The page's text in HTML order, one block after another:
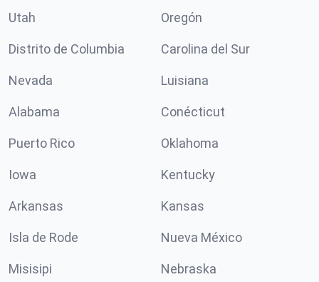
Utah Oregón
Distrito de Columbia Carolina del Sur
Nevada Luisiana
Alabama Conécticut
Puerto Rico Oklahoma
Iowa Kentucky
Arkansas Kansas
Isla de Rode Nueva México
Misisipi Nebraska